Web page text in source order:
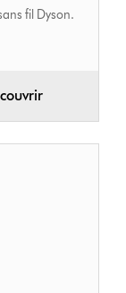
fil Dyson.